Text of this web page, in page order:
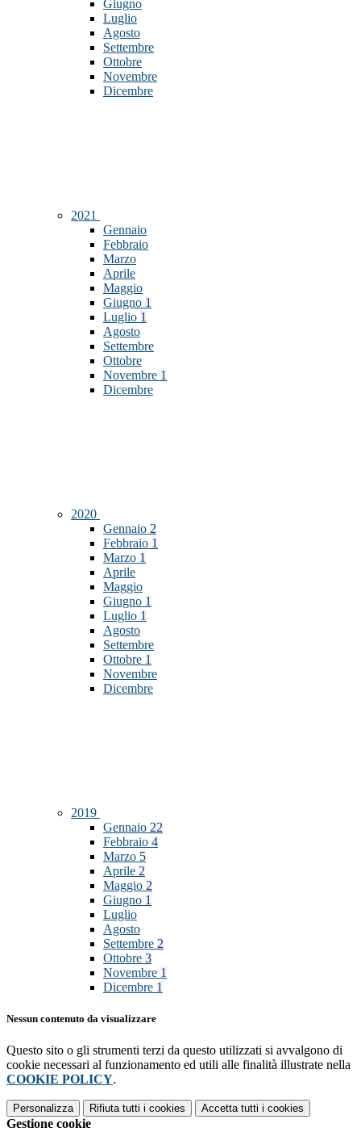
Giugno
Luglio
Agosto
Settembre
Ottobre
Novembre
Dicembre
2021
Gennaio
Febbraio
Marzo
Aprile
Maggio
Giugno 1
Luglio 1
Agosto
Settembre
Ottobre
Novembre 1
Dicembre
2020
Gennaio 2
Febbraio 1
Marzo 1
Aprile
Maggio
Giugno 1
Luglio 1
Agosto
Settembre
Ottobre 1
Novembre
Dicembre
2019
Gennaio 22
Febbraio 4
Marzo 5
Aprile 2
Maggio 2
Giugno 1
Luglio
Agosto
Settembre 2
Ottobre 3
Novembre 1
Dicembre 1
Nessun contenuto da visualizzare
Questo sito o gli strumenti terzi da questo utilizzati si avvalgono di
cookie necessari al funzionamento ed utili alle finalità illustrate nella
COOKIE POLICY.
Personalizza Rifiuta tutti i cookies Accetta tutti i cookies
Gestione cookie